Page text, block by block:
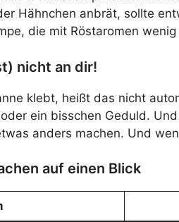
Hähnchen anbrät, sollte
die mit Röstaromen
nicht an dir!
klebt, heißt das nicht
ein bisschen Geduld.
anders machen. Und
auf einen Blick